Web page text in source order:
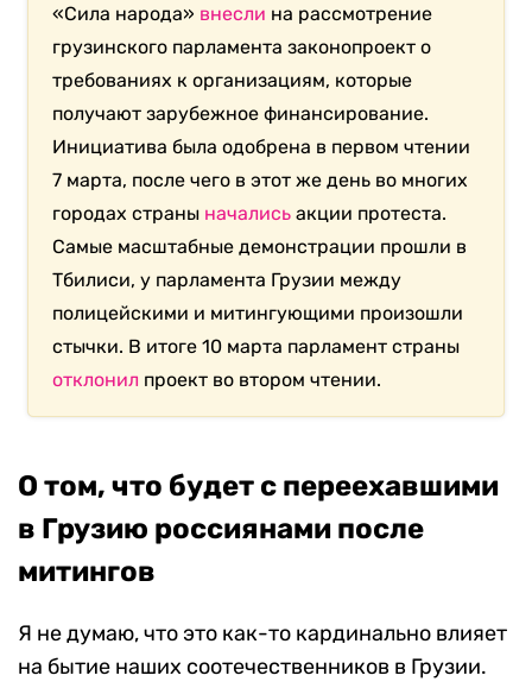
«Сила народа» внесли на рассмотрение
грузинского парламента законопроект о
требованиях к организациям, которые
получают зарубежное финансирование.
Инициатива была одобрена в первом чтении
7 марта, после чего в этот же день во многих
городах страны начались акции протеста.
Самые масштабные демонстрации прошли в
Тбилиси, у парламента Грузии между
полицейскими и митингующими произошли
стычки. В итоге 10 марта парламент страны
отклонил проект во втором чтении.
О том, что будет с переехавшими
в Грузию россиянами после
митингов
Я не думаю, что это как-то кардинально влияет
на бытие наших соотечественников в Грузии.